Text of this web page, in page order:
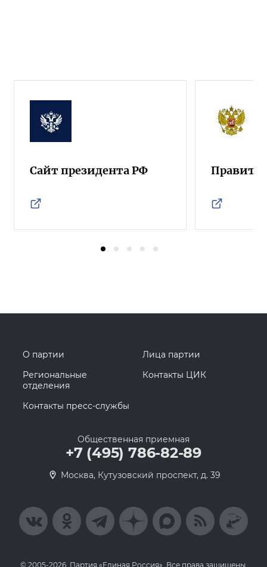
Сайт президента РФ
О партии
Лица партии
Региональные
отделения
Контакты ЦИК
Контакты пресс-службы
Общественная приемная
+7 (495) 786-82-89
Москва, Кутузовский проспект, д. 39
© 2005-2026, Партия «Единая Россия». Все права защищены.